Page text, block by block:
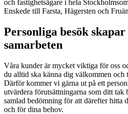
och fastighetsägare i hela
Enskede till Farsta, Hägersten och
Personliga besök
samarbeten
Våra kunder är mycket viktiga för oss
du alltid ska känna dig välkommen och
Därför kommer vi gärna ut på ett
utvärdera förutsättningarna som ditt tak
samlad bedömning för att därefter hitta
och för dina behov.